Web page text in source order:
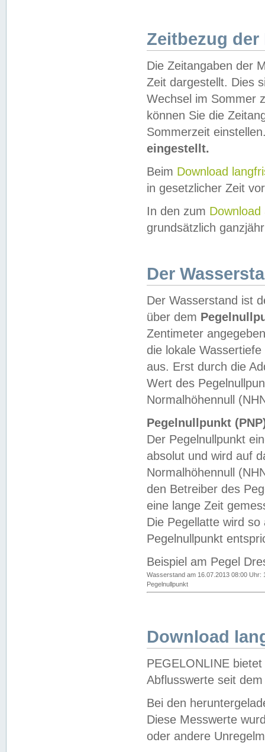
Zeitbezug der
Die Zeitangaben der
Zeit dargestellt. Dies
Wechsel im Sommer
können Sie die
Sommerzeit
eingestellt.
Beim Download
in gesetzlicher Zeit
In den zum Download
grundsätzlich
Der
Der Wasserstand ist
über dem
Zentimeter
die lokale
aus. Erst durch die
Wert des
Normalhöhennull
Pegelnullpunkt
Der Pegelnullpunkt
absolut und wird auf
Normalhöhennull
den Betreiber des
eine lange Zeit
Die Pegellatte wird
Pegelnullpunkt
Beispiel am Pegel
Wasserstand am 16.07.2013 08:00 Uhr:
Pegelnullpunkt
Download
PEGELONLINE
Abflusswerte seit
Bei den
Diese Messwerte
oder andere